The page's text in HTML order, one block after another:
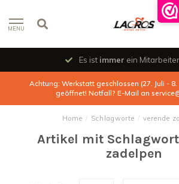
MENU
Es ist immer ein
Achtung: Werkstatt geschlossen (27. Juli -
geöffnet! Notfall? E-Mail an
Home / Schlagworte / verende
Artikel mit
zadelpen